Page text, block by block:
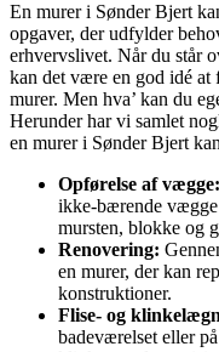
En murer i Sønder Bjert
opgaver, der udfylder
erhvervslivet. Når du står
kan det være en god idé
murer. Men hva’ kan du
Herunder har vi samlet
en murer i Sønder Bjert
Opførelse af vægge:
ikke-bærende vægge
mursten, blokke og
Renovering:
en murer, der kan
konstruktioner.
Flise- og
badeværelset eller